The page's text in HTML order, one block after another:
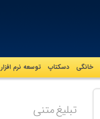
خانگی دسکتاپ توسعه نرم افزار
تبلیغ متنی